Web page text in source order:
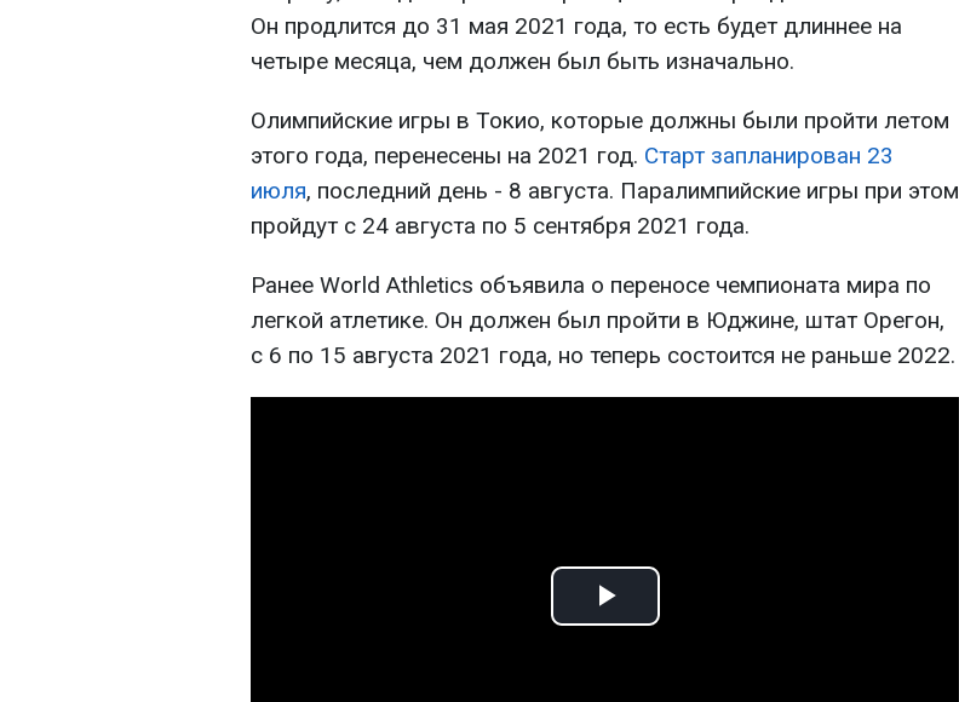
Он продлится до 31 мая 2021 года, то есть будет длиннее на
четыре месяца, чем должен был быть изначально.
Олимпийские игры в Токио, которые должны были пройти летом
этого года, перенесены на 2021 год. Старт запланирован 23
июля, последний день - 8 августа. Паралимпийские игры при этом
пройдут с 24 августа по 5 сентября 2021 года.
Ранее World Athletics объявила о переносе чемпионата мира по
легкой атлетике. Он должен был пройти в Юджине, штат Орегон,
с 6 по 15 августа 2021 года, но теперь состоится не раньше 2022.
Play